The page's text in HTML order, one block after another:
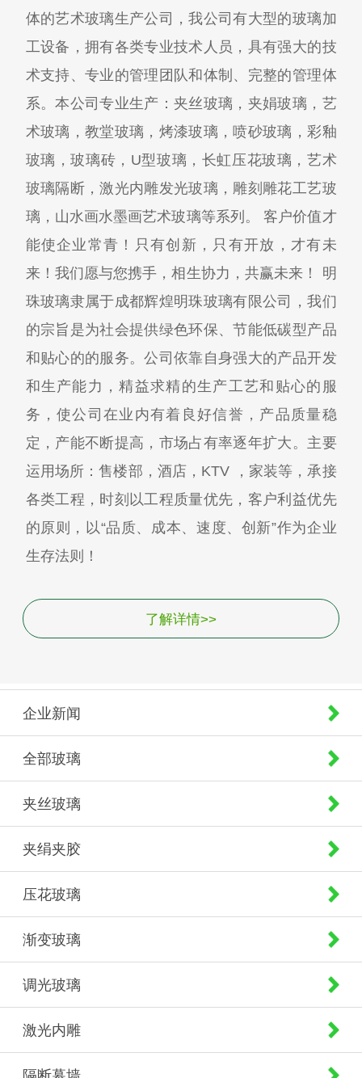
体的艺术玻璃生产公司，我公司有大型的玻璃加
工设备，拥有各类专业技术人员，具有强大的技
术支持、专业的管理团队和体制、完整的管理体
系。本公司专业生产：夹丝玻璃，夹娟玻璃，艺
术玻璃，教堂玻璃，烤漆玻璃，喷砂玻璃，彩釉
玻璃，玻璃砖，U型玻璃，长虹压花玻璃，艺术
玻璃隔断，激光内雕发光玻璃，雕刻雕花工艺玻
璃，山水画水墨画艺术玻璃等系列。 客户价值才
能使企业常青！只有创新，只有开放，才有未
来！我们愿与您携手，相生协力，共赢未来！ 明
珠玻璃隶属于成都辉煌明珠玻璃有限公司，我们
的宗旨是为社会提供绿色环保、节能低碳型产品
和贴心的的服务。公司依靠自身强大的产品开发
和生产能力，精益求精的生产工艺和贴心的服
务，使公司在业内有着良好信誉，产品质量稳
定，产能不断提高，市场占有率逐年扩大。主要
运用场所：售楼部，酒店，KTV ，家装等，承接
各类工程，时刻以工程质量优先，客户利益优先
的原则，以“品质、成本、速度、创新”作为企业
生存法则！
了解详情>>
企业新闻
全部玻璃
夹丝玻璃
夹绢夹胶
压花玻璃
渐变玻璃
调光玻璃
激光内雕